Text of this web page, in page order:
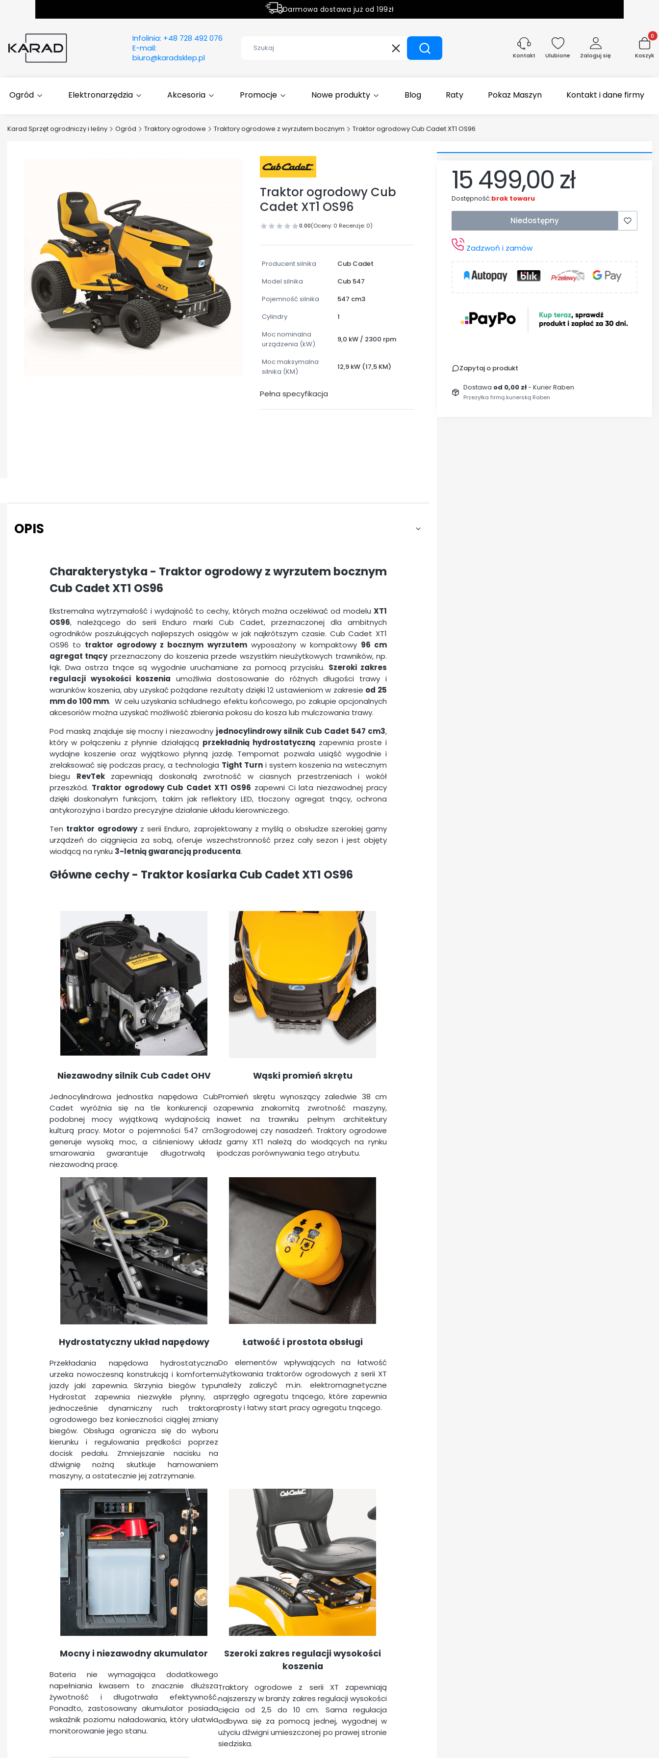
Darmowa dostawa już od 199zł
Infolinia: +48 728 492 076
E-mail:
biuro@karadsklep.pl
WyczyśćSzukaj Kontakt Ulubione Zaloguj się Koszyk
Ogród Elektronarzędzia Akcesoria Promocje Nowe produkty Blog Raty Pokaz Maszyn Kontakt i dane firmy
Karad Sprzęt ogrodniczy i leśny Ogród Traktory ogrodowe Traktory ogrodowe z wyrzutem bocznym Traktor ogrodowy Cub Cadet XT1 OS96
Traktor ogrodowy Cub
Cadet XT1 OS96
0.00(Oceny: 0 Recenzje: 0)
Producent silnika
Cub Cadet
Model silnika
Cub 547
Pojemność silnika
547 cm3
Cylindry
1
Moc nominalna
urządzenia (kW)
9,0 kW / 2300 rpm
Moc maksymalna
silnika (KM)
12,9 kW (17,5 KM)
Pełna specyfikacja
OPIS
Charakterystyka - Traktor ogrodowy z wyrzutem bocznym
Cub Cadet XT1 OS96
Ekstremalna wytrzymałość i wydajność to cechy, których można oczekiwać od modelu XT1
OS96, należącego do serii Enduro marki Cub Cadet, przeznaczonej dla ambitnych
ogrodników poszukujących najlepszych osiągów w jak najkrótszym czasie. Cub Cadet XT1
OS96 to traktor ogrodowy z bocznym wyrzutemwyposażony w kompaktowy 96 cm
agregat tnącyprzeznaczony do koszenia przede wszystkim nieużytkowych trawników, np.
łąk. Dwa ostrza tnące są wygodnie uruchamiane za pomocą przycisku. Szeroki zakres
regulacji wysokości koszenia umożliwia dostosowanie do różnych długości trawy i
warunków koszenia, aby uzyskać pożądane rezultaty dzięki 12 ustawieniom w zakresie od 25
mm do 100 mm. W celu uzyskania schludnego efektu końcowego, po zakupie opcjonalnych
akcesoriów można uzyskać możliwość zbierania pokosu do kosza lub mulczowania trawy.
Pod maską znajduje się mocny i niezawodny jednocylindrowy silnik Cub Cadet 547 cm3,
który w połączeniu z płynnie działającą przekładnią hydrostatycznązapewnia proste i
wydajne koszenie oraz wyjątkowo płynną jazdę. Tempomat pozwala usiąść wygodnie i
zrelaksować się podczas pracy, a technologia Tight Turn i system koszenia na wstecznym
biegu RevTekzapewniają doskonałą zwrotność w ciasnych przestrzeniach i wokół
przeszkód. Traktor ogrodowy Cub Cadet XT1 OS96 zapewni Ci lata niezawodnej pracy
dzięki doskonałym funkcjom, takim jak reflektory LED, tłoczony agregat tnący, ochrona
antykorozyjna i bardzo precyzyjne działanie układu kierowniczego.
Ten traktor ogrodowyz serii Enduro, zaprojektowany z myślą o obsłudze szerokiej gamy
urządzeń do ciągnięcia za sobą, oferuje wszechstronność przez cały sezon i jest objęty
wiodącą na rynku 3-letnią gwarancją producenta.
Główne cechy - Traktor kosiarka Cub Cadet XT1 OS96
Niezawodny silnik Cub Cadet OHV
Jednocylindrowa jednostka napędowa Cub
Cadet wyróżnia się na tle konkurencji o
podobnej mocy wyjątkową wydajnością i
kulturą pracy. Motor o pojemności 547 cm3
generuje wysoką moc, a ciśnieniowy układ
smarowania gwarantuje długotrwałą i
niezawodną pracę.
Wąski promień skrętu
Promień skrętu wynoszący zaledwie 38 cm
zapewnia znakomitą zwrotność maszyny,
nawet na trawniku pełnym architektury
ogrodowej czy nasadzeń. Traktory ogrodowe
z gamy XT1 należą do wiodących na rynku
podczas porównywania tego atrybutu.
Hydrostatyczny układ napędowy
Przekładania napędowa hydrostatyczna
urzeka nowoczesną konstrukcją i komfortem
jazdy jaki zapewnia. Skrzynia biegów typu
Hydrostat zapewnia niezwykle płynny, a
jednocześnie dynamiczny ruch traktora
ogrodowego bez konieczności ciągłej zmiany
biegów. Obsługa ogranicza się do wyboru
kierunku i regulowania prędkości poprzez
docisk pedału. Zmniejszanie nacisku na
dźwignię nożną skutkuje hamowaniem
maszyny, a ostatecznie jej zatrzymanie.
Łatwość i prostota obsługi
Do elementów wpływających na łatwość
użytkowania traktorów ogrodowych z serii XT
należy zaliczyć m.in. elektromagnetyczne
sprzęgło agregatu tnącego, które zapewnia
prosty i łatwy start pracy agregatu tnącego.
Mocny i niezawodny akumulator
Bateria nie wymagająca dodatkowego
napełniania kwasem to znacznie dłuższa
żywotność i długotrwała efektywność.
Ponadto, zastosowany akumulator posiada
wskaźnik poziomu naładowania, który ułatwia
monitorowanie jego stanu.
Szeroki zakres regulacji wysokości
koszenia
Traktory ogrodowe z serii XT zapewniają
najszerszy w branży zakres regulacji wysokości
cięcia od 2,5 do 10 cm. Sama regulacja
odbywa się za pomocą jednej, wygodnej w
użyciu dźwigni umieszczonej po prawej stronie
siedziska.
15 499,00 zł
Dostępność:brak towaru
Niedostępny
Zadzwoń i zamów
Zapytaj o produkt
Dostawa od 0,00 zł- Kurier Raben
Przezyłka firmą kurierską Raben